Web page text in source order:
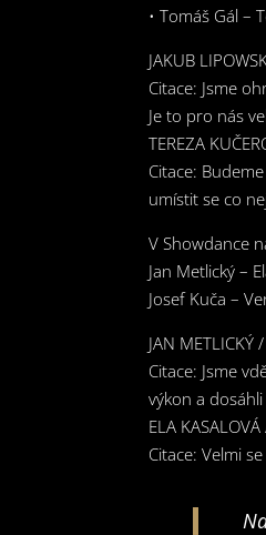
• Tomáš Gál –
JAKUB
Citace: Jsme
Je to pro nás
TEREZA
Citace:
umístit se co
V Showdance
Jan Metlický –
Josef Kuča –
JAN METLICKÝ
Citace: Jsme
výkon a
ELA
Citace: Velmi